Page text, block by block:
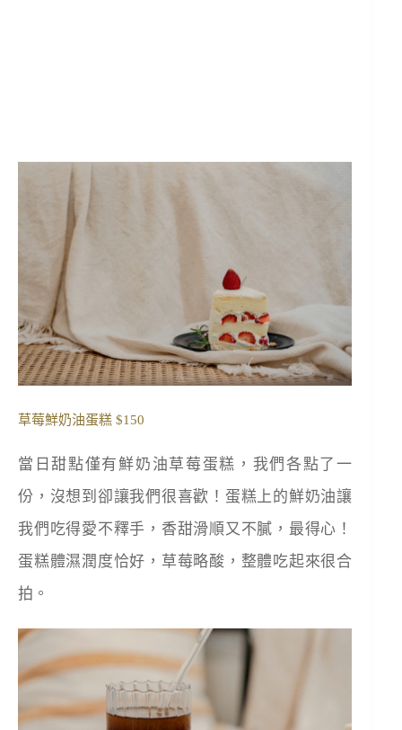
草莓鮮奶油蛋糕 $150
當日甜點僅有鮮奶油草莓蛋糕，我們各點了一
份，沒想到卻讓我們很喜歡！蛋糕上的鮮奶油讓
我們吃得愛不釋手，香甜滑順又不膩，最得心！
蛋糕體濕潤度恰好，草莓略酸，整體吃起來很合
拍。